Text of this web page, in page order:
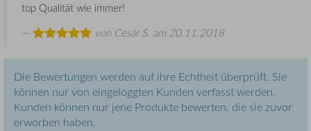
top Qualität wie immer!
von Cesár S. am 20.11.2018
Die Bewertungen werden auf ihre Echtheit überprüft. Sie
können nur von eingeloggten Kunden verfasst werden.
Kunden können nur jene Produkte bewerten, die sie zuvor
erworben haben.